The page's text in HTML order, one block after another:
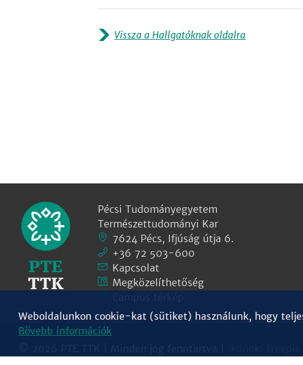
Vissza a Hallgatóknak oldalra
Pécsi Tudományegyetem
Természettudományi Kar
7624 Pécs, Ifjúság útja 6.
+36 72 503-600
Kapcsolat
Megközelíthetőség
Weboldalunkon cookie-kat (sütiket) használunk, hogy
Bővebb információk